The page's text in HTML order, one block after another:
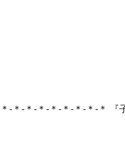
-＊-＊-＊-＊-＊-＊-＊-＊ 『